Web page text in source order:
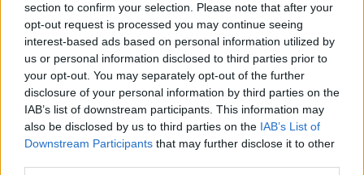
section to confirm your selection. Please note that after your
opt-out request is processed you may continue seeing
interest-based ads based on personal information utilized by
us or personal information disclosed to third parties prior to
your opt-out. You may separately opt-out of the further
disclosure of your personal information by third parties on the
IAB’s list of downstream participants. This information may
also be disclosed by us to third parties on the IAB’s List of
Downstream Participants that may further disclose it to other